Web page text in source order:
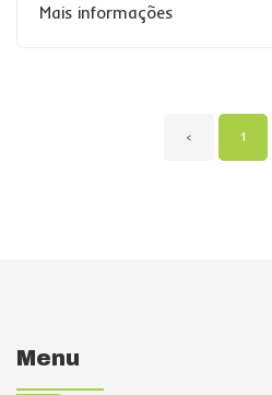
Mais informações
‹ 1
Menu